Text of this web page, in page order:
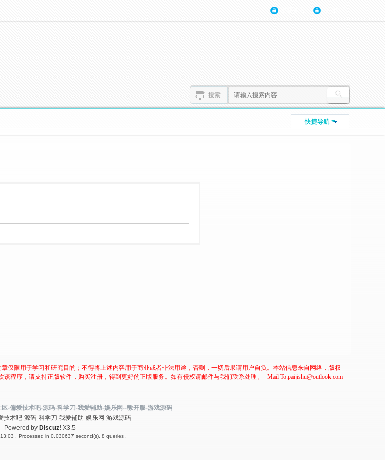
搜索
快捷导航
限用于学习和研究目的；不得将上述内容用于商业或者非法用途，否则，一切后果请用户自负。本站信息来自网络，版权
程序，请支持正版软件，购买注册，得到更好的正版服务。如有侵权请邮件与我们联系处理。
Mail To:paijishu@outlook.com
-偏爱技术吧-源码-科学刀-我爱辅助-娱乐网--教开服-游戏源码
技术吧-源码-科学刀-我爱辅助-娱乐网-游戏源码
Powered by Discuz! X3.5
, Processed in 0.030637 second(s), 8 queries .